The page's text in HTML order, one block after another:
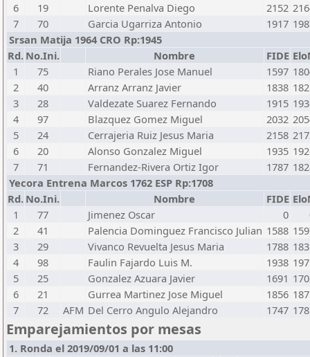
6
19 Lorente Penalva Diego 2152
7
70 Garcia Ugarriza Antonio 1917
Srsan Matija 1964 CRO Rp:1945
Rd. No.Ini. Nombre FIDE
1
75 Riano Perales Jose Manuel 1597
2
40 Arranz Arranz Javier 1838
3
28 Valdezate Suarez Fernando 1915
4
97 Blazquez Gomez Miguel 2032
5
24 Cerrajeria Ruiz Jesus Maria 2158
6
20 Alonso Gonzalez Miguel 1935
7
71 Fernandez-Rivera Ortiz Igor 1787
Yecora Entrena Marcos 1762 ESP Rp:1708
Rd. No.Ini. Nombre FIDE
1
77 Jimenez Oscar 0
2
41 Palencia Dominguez Francisco Julian 1588
3
29 Vivanco Revuelta Jesus Maria 1788
4
98 Faulin Fajardo Luis M. 1938
5
25 Gonzalez Azuara Javier 1691
6
21 Gurrea Martinez Jose Miguel 1856
7
72 AFM Del Cerro Angulo Alejandro 1747
Emparejamientos por mesas
1. Ronda el 2019/09/01 a las 11:00